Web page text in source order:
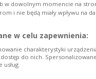
w dowolnym momencie na
i nie będą miały wpływu na
w celu zapewnienia:
charakterystyki
do nich.